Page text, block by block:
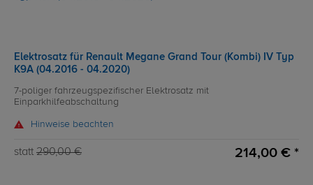
Elektrosatz für Renault Megane Grand Tour (Kombi) IV Typ
K9A (04.2016 - 04.2020)
7-poliger fahrzeugspezifischer Elektrosatz mit
Einparkhilfeabschaltung
Hinweise beachten
statt 290,00 € 214,00 € *